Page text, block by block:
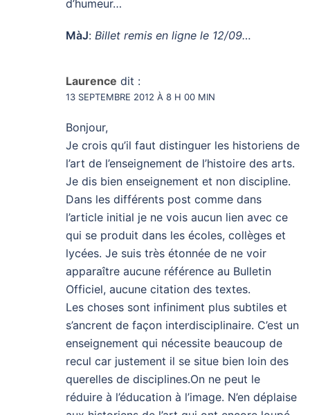
d’humeur…
MàJ: Billet remis en ligne le 12/09…
Laurence dit :
13 SEPTEMBRE 2012 À 8 H 00 MIN
Bonjour,
Je crois qu’il faut distinguer les historiens de
l’art de l’enseignement de l’histoire des arts.
Je dis bien enseignement et non discipline.
Dans les différents post comme dans
l’article initial je ne vois aucun lien avec ce
qui se produit dans les écoles, collèges et
lycées. Je suis très étonnée de ne voir
apparaître aucune référence au Bulletin
Officiel, aucune citation des textes.
Les choses sont infiniment plus subtiles et
s’ancrent de façon interdisciplinaire. C’est un
enseignement qui nécessite beaucoup de
recul car justement il se situe bien loin des
querelles de disciplines.On ne peut le
réduire à l’éducation à l’image. N’en déplaise